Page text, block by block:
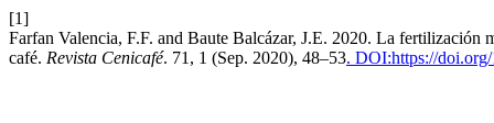
[1]
Farfan Valencia, F.F. and Baute Balcázar, J.E. 2020. La
café. Revista Cenicafé. 71, 1 (Sep. 2020), 48–53. DOI:https://